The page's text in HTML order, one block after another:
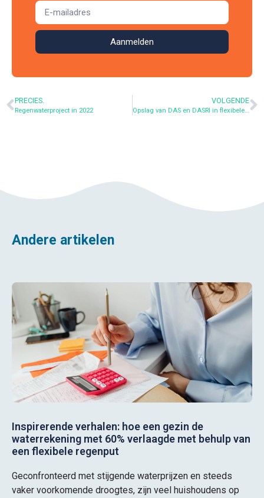
Aanmelden
PRECIES.
Regenwaterproject in 2022
VOLGENDE
Opslag van DAS en DASRI in flexibele tanks
Andere artikelen
Inspirerende verhalen: hoe een gezin de
waterrekening met 60% verlaagde met behulp van
een flexibele regenput
Geconfronteerd met stijgende waterprijzen en steeds
vaker voorkomende droogtes, zijn veel huishoudens op